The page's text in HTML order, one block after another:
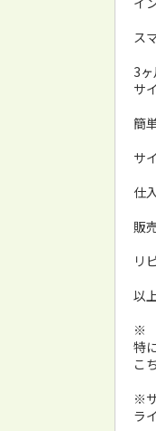
ス
3ヶ
サ
簡
サ
仕
販
リ
以
※
特
こ
※
ラ